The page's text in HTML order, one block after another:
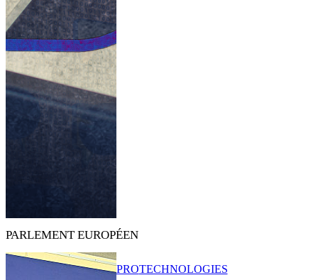
PARLEMENT EUROPÉEN
PROTECHNOLOGIES